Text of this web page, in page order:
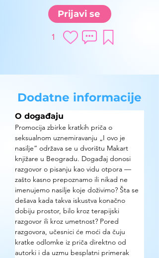
Prijavi se
1
Dodatne informacije
O događaju
Promocija zbirke kratkih priča o
seksualnom uznemiravanju „I ovo je
nasilje“ održava se u dvorištu Makart
knjižare u Beogradu. Događaj donosi
razgovor o pisanju kao vidu otpora —
zašto kasno prepoznamo ili nikad ne
imenujemo nasilje koje doživimo? Šta se
dešava kada takva iskustva konačno
dobiju prostor, bilo kroz terapijski
razgovor ili kroz umetnost? Pored
razgovora, učesnici će moći da čuju
kratke odlomke iz priča direktno od
autorki i da uzmu besplatni primerak